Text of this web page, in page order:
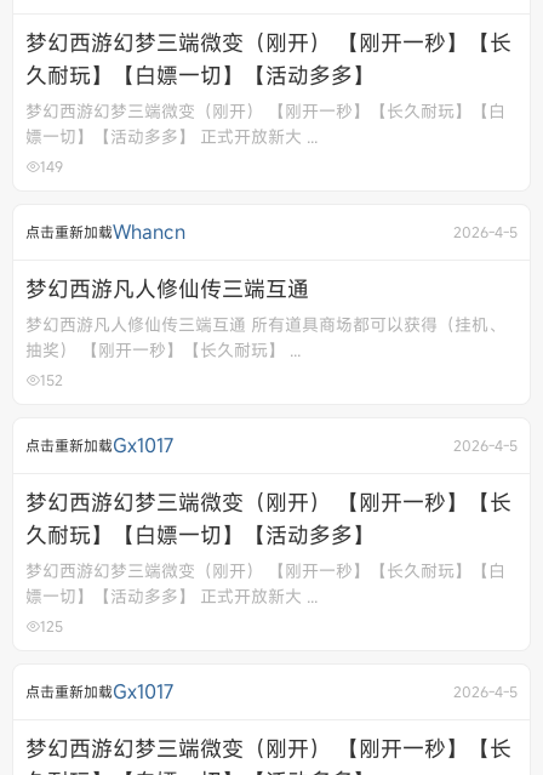
梦幻西游幻梦三端微变（刚开） 【刚开一秒】【长
久耐玩】【白嫖一切】【活动多多】
梦幻西游幻梦三端微变（刚开） 【刚开一秒】【长久耐玩】【白
嫖一切】【活动多多】 正式开放新大 ...
149
点击重新加载Whancn 2026-4-5
梦幻西游凡人修仙传三端互通
梦幻西游凡人修仙传三端互通 所有道具商场都可以获得（挂机、
抽奖） 【刚开一秒】【长久耐玩】 ...
152
点击重新加载Gx1017 2026-4-5
梦幻西游幻梦三端微变（刚开） 【刚开一秒】【长
久耐玩】【白嫖一切】【活动多多】
梦幻西游幻梦三端微变（刚开） 【刚开一秒】【长久耐玩】【白
嫖一切】【活动多多】 正式开放新大 ...
125
点击重新加载Gx1017 2026-4-5
梦幻西游幻梦三端微变（刚开） 【刚开一秒】【长